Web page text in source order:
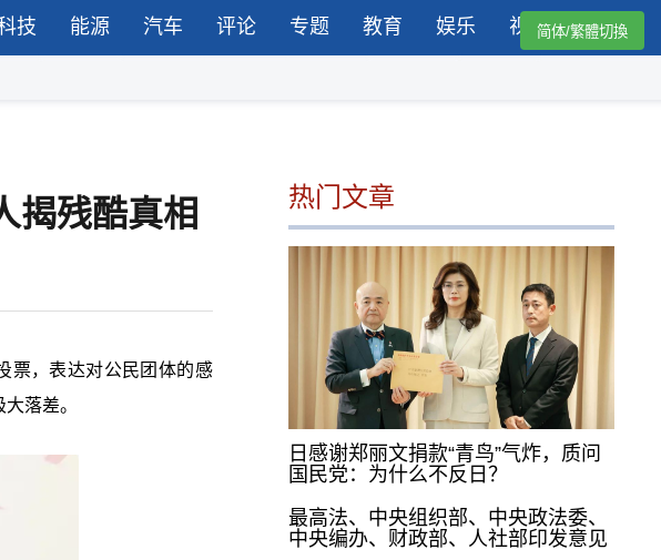
技 能源 汽车 评论 专题 教育 娱乐 视频简体/繁體切換
揭残酷真相
票，表达对公民团体的感
落差。
热门文章
日感谢郑丽文捐款“青鸟”气炸，质问
国民党：为什么不反日？
最高法、中央组织部、中央政法委、
中央编办、财政部、人社部印发意见